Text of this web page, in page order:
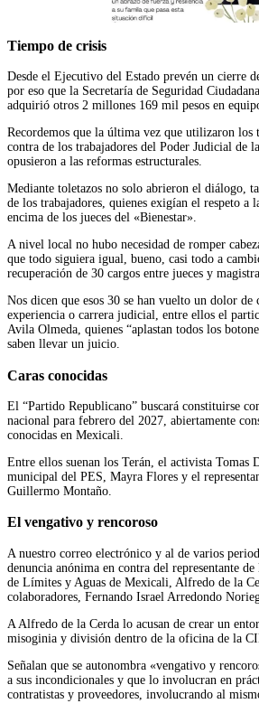
Tiempo de crisis
Desde el Ejecutivo del Estado prevén un cierre
por eso que la Secretaría de Seguridad
adquirió otros 2 millones 169 mil pesos en
Recordemos que la última vez que utilizaron los
contra de los trabajadores del Poder Judicial de
opusieron a las reformas estructurales.
Mediante toletazos no solo abrieron el diálogo,
de los trabajadores, quienes exigían el respeto a
encima de los jueces del «Bienestar».
A nivel local no hubo necesidad de romper
que todo siguiera igual, bueno, casi todo a
recuperación de 30 cargos entre jueces y
Nos dicen que esos 30 se han vuelto un dolor de
experiencia o carrera judicial, entre ellos el
Avila Olmeda, quienes “aplastan todos los
saben llevar un juicio.
Caras conocidas
El “Partido Republicano” buscará constituirse
nacional para febrero del 2027, abiertamente
conocidas en Mexicali.
Entre ellos suenan los Terán, el activista Tomas
municipal del PES, Mayra Flores y el
Guillermo Montaño.
El vengativo y rencoroso
A nuestro correo electrónico y al de varios
denuncia anónima en contra del representante
de Límites y Aguas de Mexicali, Alfredo de la
colaboradores, Fernando Israel Arredondo
A Alfredo de la Cerda lo acusan de crear un
misoginia y división dentro de la oficina de la
Señalan que se autonombra «vengativo y
a sus incondicionales y que lo involucran en
contratistas y proveedores, involucrando al